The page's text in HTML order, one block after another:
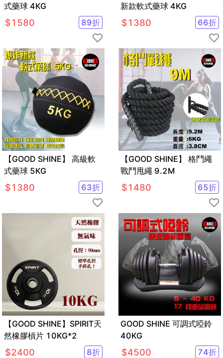
式藥球 4KG
$1580 89折
新款軟式藥球 4KG
$1380 66折
【GOOD SHINE】 高級軟
式藥球 5KG
$1380 63折
【GOOD SHINE】 格鬥繩
戰鬥甩繩 9.2M
$1480 65折
【GOOD SHINE】SPIRIT天
然橡膠槓片 10KG*2
$2400 8折
GOOD SHINE 可調式啞鈴
40KG
$4500 74折